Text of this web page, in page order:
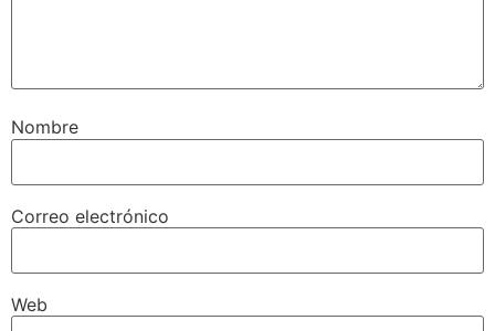
Nombre
Correo electrónico
Web